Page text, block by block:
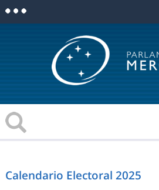
Calendario Electoral 2025